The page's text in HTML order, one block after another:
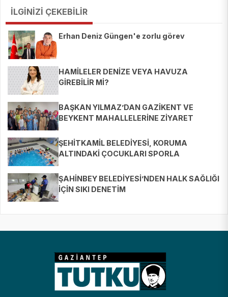
İLGİNİZİ ÇEKEBİLİR
Erhan Deniz Güngen'e zorlu görev
HAMİLELER DENİZE VEYA HAVUZA
GİREBİLİR Mİ?
BAŞKAN YILMAZ’DAN GAZİKENT VE
BEYKENT MAHALLELERİNE ZİYARET
ŞEHİTKAMİL BELEDİYESİ, KORUMA
ALTINDAKİ ÇOCUKLARI SPORLA
ŞAHİNBEY BELEDİYESİ’NDEN HALK SAĞLIĞI
İÇİN SIKI DENETİM